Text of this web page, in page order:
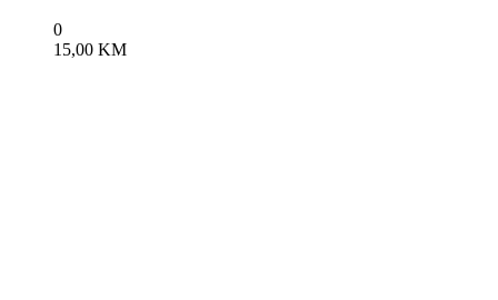
0
15,00 KM